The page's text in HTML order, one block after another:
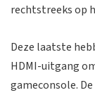
rechtstreeks op
Deze laatste
HDMI-uitgang
gameconsole.